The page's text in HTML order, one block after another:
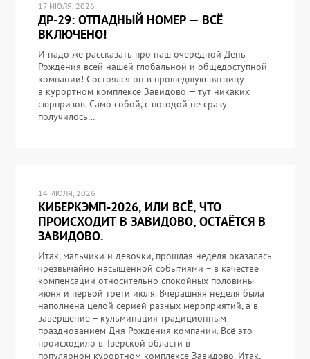
17 ИЮЛЯ, 2026
ДР-29: ОТПАДНЫЙ НОМЕР — ВСЁ
ВКЛЮЧЕНО!
И надо же рассказать про наш очередной День
Рождения всей нашей глобальной и общедоступной
компании! Состоялся он в прошедшую пятницу
в курортном комплексе Завидово — тут никаких
сюрпризов. Само собой, с погодой не сразу
получилось…
14 ИЮЛЯ, 2026
КИБЕРКЭМП-2026, ИЛИ ВСЁ, ЧТО
ПРОИСХОДИТ В ЗАВИДОВО, ОСТАЁТСЯ В
ЗАВИДОВО.
Итак, мальчики и девочки, прошлая неделя оказалась
чрезвычайно насыщенной событиями – в качестве
компенсации относительно спокойных половины
июня и первой трети июля. Вчерашняя неделя была
наполнена целой серией разных мероприятий, а в
завершение – кульминация традиционным
празднованием Дня Рождения компании. Всё это
происходило в Тверской области в
популярном курортном комплексе Завидово. Итак,